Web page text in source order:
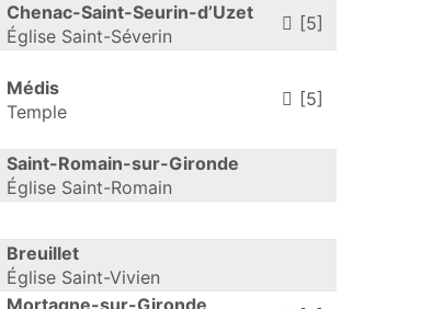
Chenac-Saint-Seurin-d’Uzet
Église Saint-Séverin
[5]
Médis
Temple
[5]
Saint-Romain-sur-Gironde
Église Saint-Romain
Breuillet
Église Saint-Vivien
Mortagne-sur-Gironde